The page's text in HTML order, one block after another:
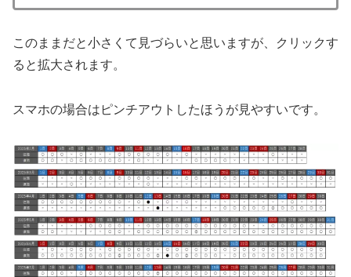
このままだと小さくて見づらいと思いますが、クリックす
ると拡大されます。
スマホの場合はピンチアウトしたほうが見やすいです。